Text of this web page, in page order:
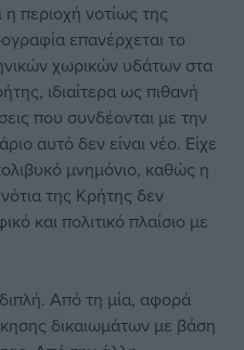
η περιοχή νοτίως της
επανέρχεται το
χωρικών υδάτων στα
ιδιαίτερα ως πιθανή
που συνδέονται με την
αυτό δεν είναι νέο. Είχε
μνημόνιο, καθώς η
της Κρήτης δεν
και πολιτικό πλαίσιο με
Από τη μία, αφορά
δικαιωμάτων με βάση